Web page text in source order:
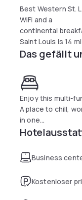
Best Western St.
WiFi and a
continental
Saint Louis is 14
Das gefällt
Enjoy this multi-
A place to chill,
in one...
Business
Kostenloser